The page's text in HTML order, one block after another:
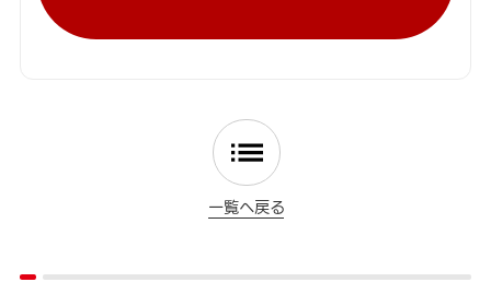
一覧へ戻る